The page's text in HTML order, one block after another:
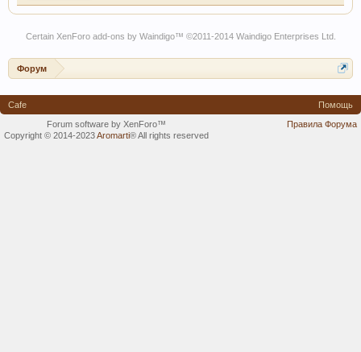
Certain XenForo add-ons by Waindigo™ ©2011-2014 Waindigo Enterprises Ltd.
Форум
Cafe
Помощь
Правила Форума
Forum software by XenForo™
Copyright © 2014-2023Aromarti®All rights reserved